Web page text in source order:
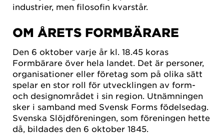
industrier, men filosofin kvarstår.
OM ÅRETS FORMBÄRARE
Den 6 oktober varje år kl. 18.45 koras
Formbärare över hela landet. Det är personer,
organisationer eller företag som på olika sätt
spelar en stor roll för utvecklingen av form-
och designområdet i sin region. Utnämningen
sker i samband med Svensk Forms födelsedag.
Svenska Slöjdföreningen, som föreningen hette
då, bildades den 6 oktober 1845.